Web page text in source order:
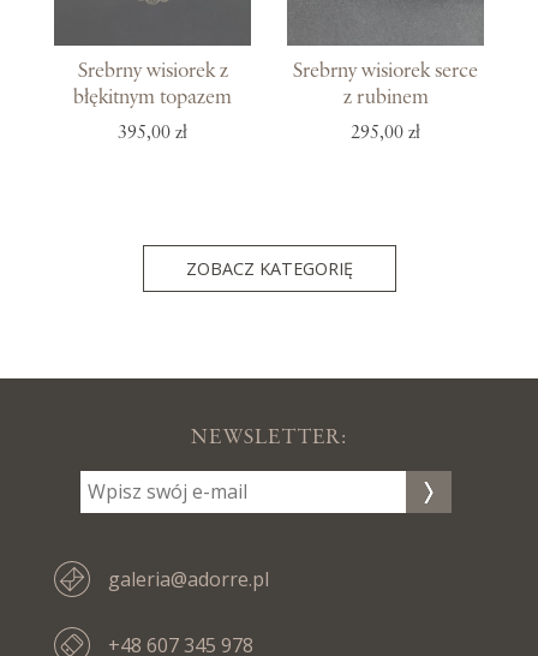
Srebrny wisiorek z
błękitnym topazem
395,00 zł
Srebrny wisiorek serce
z rubinem
295,00 zł
ZOBACZ KATEGORIĘ
NEWSLETTER:
galeria@adorre.pl
+48 607 345 978